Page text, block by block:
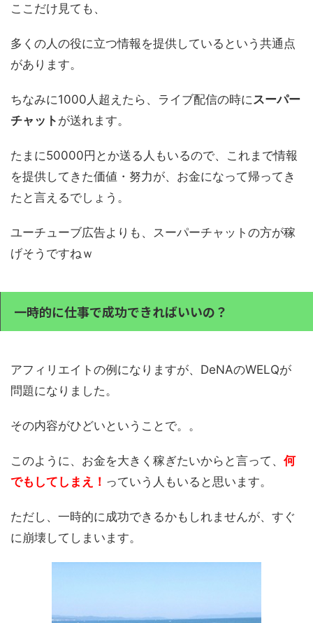
ここだけ見ても、
多くの人の役に立つ情報を提供しているという共通点
があります。
ちなみに1000人超えたら、ライブ配信の時に スーパー
チャット が送れます。
たまに50000円とか送る人もいるので、これまで情報
を提供してきた価値・努力が、お金になって帰ってき
たと言えるでしょう。
ユーチューブ広告よりも、スーパーチャットの方が稼
げそうですねｗ
一時的に仕事で成功できればいいの？
アフィリエイトの例になりますが、DeNAのWELQが
問題になりました。
その内容がひどいということで。。
このように、お金を大きく稼ぎたいからと言って、 何
でもしてしまえ！ っていう人もいると思います。
ただし、一時的に成功できるかもしれませんが、すぐ
に崩壊してしまいます。